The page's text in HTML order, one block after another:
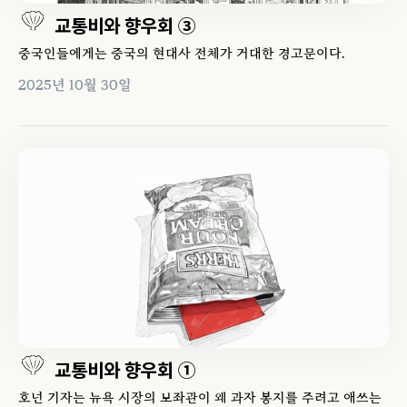
교통비와 향우회 ③
중국인들에게는 중국의 현대사 전체가 거대한 경고문이다.
2025년 10월 30일
교통비와 향우회 ①
호넌 기자는 뉴욕 시장의 보좌관이 왜 과자 봉지를 주려고 애쓰는